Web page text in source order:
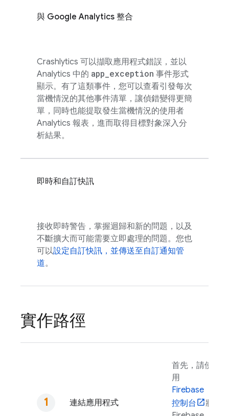
與 Google Analytics 整合
Crashlytics 可以擷取應用程式錯誤，並以
Analytics 中的 app exception 事件形式
顯示。有了這類事件，您可以查看引發每次
當機情況的其他事件清單，讓偵錯變得更簡
單，同時也能提取發生當機情況的使用者
Analytics 報表，進而取得目標對象深入分
析結果。
即時和自訂快訊
接收即時警告，掌握迴歸和新的問題，以及
不斷擴大而可能需要立即處理的問題。您也
可以設定自訂快訊，並傳送至自訂通知管
道。
實作路徑
連結應用程式
首先，請使
用
Firebase
控制台
將